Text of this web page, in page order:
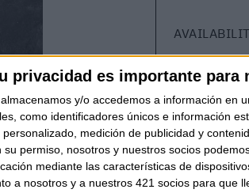
privacidad es importante para
almacenamos y/o accedemos a información en
como identificadores únicos e información
medición de publicidad y
su permiso, nosotros y nuestros socios
mediante las características de
a nosotros y a nuestros 421 socios para que
QUANTITY